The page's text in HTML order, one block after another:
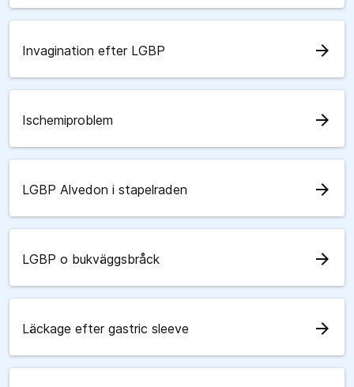
Invagination efter LGBP arrow_forward
Ischemiproblem arrow_forward
LGBP Alvedon i stapelraden arrow_forward
LGBP o bukväggsbråck arrow_forward
Läckage efter gastric sleeve arrow_forward